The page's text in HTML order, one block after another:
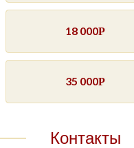
18 000Р
35 000Р
Контакты